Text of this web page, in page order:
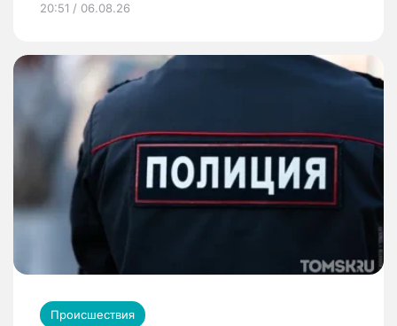
20:51 / 06.08.26
Происшествия